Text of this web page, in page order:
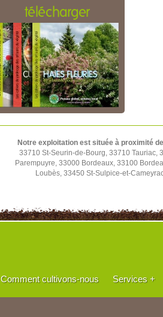
télécharger
Notre exploitation est située à proximité
33710 St-Seurin-de-Bourg, 33710 Tauriac,
Parempuyre, 33000 Bordeaux, 33100
Loubès, 33450 St-Sulpice-et-
Comment cultivons-nous Services +